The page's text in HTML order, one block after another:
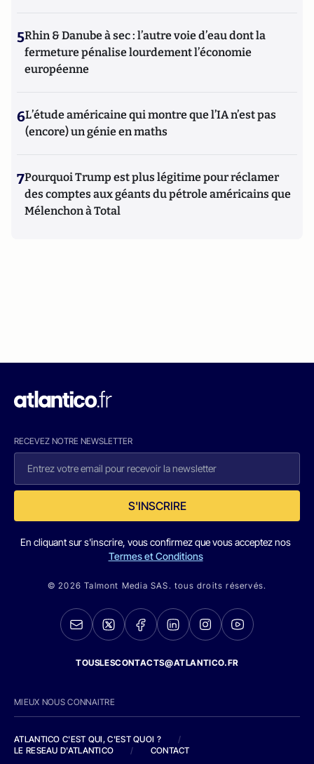
5Rhin & Danube à sec : l’autre voie d’eau dont la
fermeture pénalise lourdement l’économie
européenne
6L’étude américaine qui montre que l’IA n’est pas
(encore) un génie en maths
7Pourquoi Trump est plus légitime pour réclamer
des comptes aux géants du pétrole américains que
Mélenchon à Total
RECEVEZ NOTRE NEWSLETTER
S'INSCRIRE
En cliquant sur s'inscrire, vous confirmez que vous acceptez nos
Termes et Conditions
© 2026 Talmont Media SAS. tous droits réservés.
TOUSLESCONTACTS@ATLANTICO.FR
MIEUX NOUS CONNAITRE
ATLANTICO C'EST QUI, C'EST QUOI ?
/
LE RESEAU D'ATLANTICO
/ CONTACT